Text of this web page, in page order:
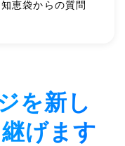
恵袋からの質問
を新し
げます